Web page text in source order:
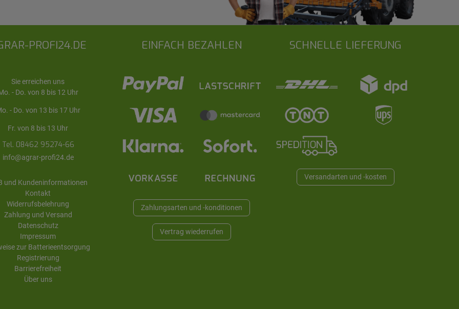
EINFACH BEZAHLEN
Zahlungsarten und -konditionen
Vertrag wiederrufen
SCHNELLE LIEFERUNG
Versandarten und -kosten
PROFI24.DE
Sie erreichen uns
- Do. von 8 bis 12 Uhr
- Do. von 13 bis 17 Uhr
Fr. von 8 bis 13 Uhr
Tel. 08462 95274-66
info@agrar-profi24.de
und Kundeninformationen
Kontakt
Widerrufsbelehrung
Zahlung und Versand
Datenschutz
Impressum
zur Batterieentsorgung
Registrierung
Barrierefreiheit
Über uns